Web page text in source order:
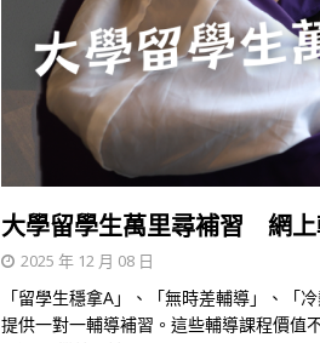
大學留學生萬里尋補習 網上
2025 年 12 月 08 日
「留學生穩拿A」、「無時差輔導」、「
提供一對一輔導補習。這些輔導課程價值